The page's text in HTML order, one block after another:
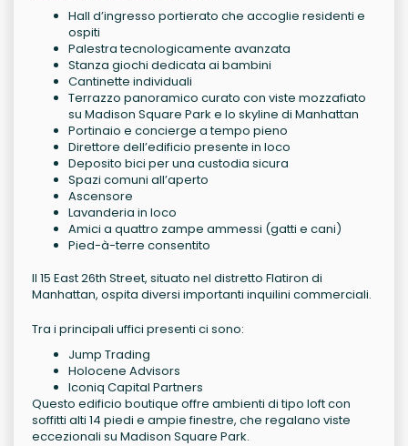
Hall d’ingresso portierato che accoglie residenti e
ospiti
Palestra tecnologicamente avanzata
Stanza giochi dedicata ai bambini
Cantinette individuali
Terrazzo panoramico curato con viste mozzafiato
su Madison Square Park e lo skyline di Manhattan
Portinaio e concierge a tempo pieno
Direttore dell’edificio presente in loco
Deposito bici per una custodia sicura
Spazi comuni all’aperto
Ascensore
Lavanderia in loco
Amici a quattro zampe ammessi (gatti e cani)
Pied-à-terre consentito
Il 15 East 26th Street, situato nel distretto Flatiron di
Manhattan, ospita diversi importanti inquilini commerciali.
Tra i principali uffici presenti ci sono:
Jump Trading
Holocene Advisors
Iconiq Capital Partners
Questo edificio boutique offre ambienti di tipo loft con
soffitti alti 14 piedi e ampie finestre, che regalano viste
eccezionali su Madison Square Park.